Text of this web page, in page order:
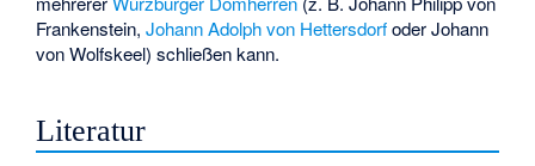
Frankenstein,Johann Adolph von HettersdorfoderJohann
von Wolfskeel) schließen kann.
Literatur